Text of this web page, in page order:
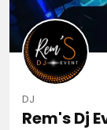
DJ
Rem's Dj